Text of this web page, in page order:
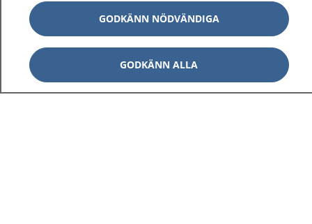
1177 på flera språk Visa
Om 1177 Visa
Kontakt Visa
GODKÄNN NÖDVÄNDIGA
GODKÄNN ALLA